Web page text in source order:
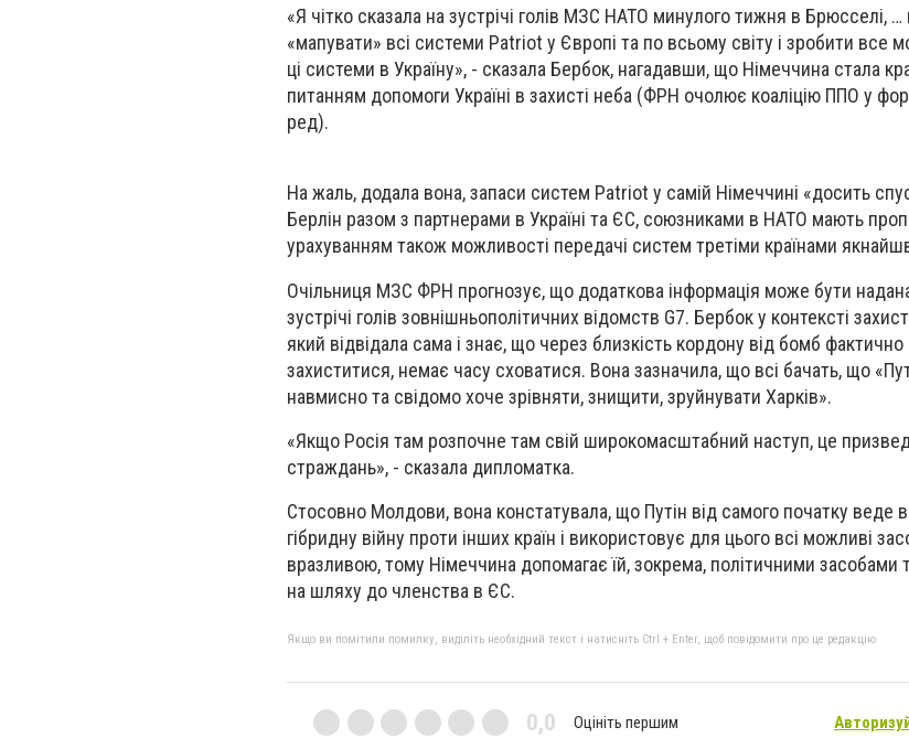
«Я чітко сказала на зустрічі голів МЗС НАТО минулого тижня в Брюсселі,
«мапувати» всі системи Patriot у Європі та по всьому світу і зробити все
ці системи в Україну», - сказала Бербок, нагадавши, що Німеччина стала
питанням допомоги Україні в захисті неба (ФРН очолює коаліцію ППО у
ред).
На жаль, додала вона, запаси систем Patriot у самій Німеччині «досить
Берлін разом з партнерами в Україні та ЄС, союзниками в НАТО мають
урахуванням також можливості передачі систем третіми країнами
Очільниця МЗС ФРН прогнозує, що додаткова інформація може бути
зустрічі голів зовнішньополітичних відомств G7. Бербок у контексті
який відвідала сама і знає, що через близкість кордону від бомб
захиститися, немає часу сховатися. Вона зазначила, що всі бачать, що
навмисно та свідомо хоче зрівняти, знищити, зруйнувати Харків».
«Якщо Росія там розпочне там свій широкомасштабний наступ, це
страждань», - сказала дипломатка.
Стосовно Молдови, вона констатувала, що Путін від самого початку веде
гібридну війну проти інших країн і використовує для цього всі можливі
вразливою, тому Німеччина допомагає їй, зокрема, політичними засобами
на шляху до членства в ЄС.
Якщо ви помітили помилку, виділіть необхідний текст і натисніть Ctrl + Enter, щоб повідомити про це редакцію
0,0 Оцініть першим